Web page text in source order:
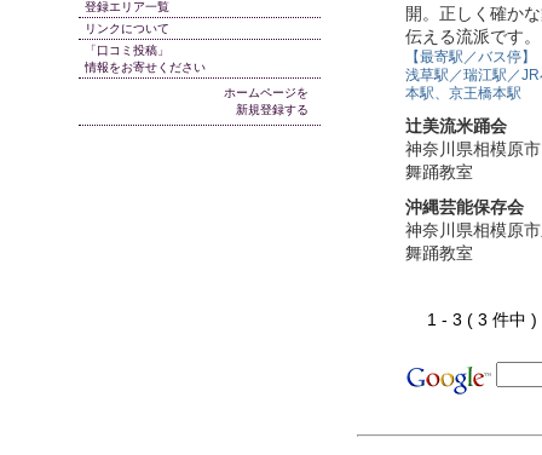
開。正しく確か
伝える流派です。
【最寄駅／バス停】
浅草駅／瑞江駅／
本駅、京王橋本駅
辻美流米踊会
神奈川県相模原
舞踊教室
沖縄芸能保存会
神奈川県相模原
舞踊教室
1 - 3 ( 3 件
登録エリア一覧
リンクについて
「口コミ投稿」
情報をお寄せください
ホームページを
新規登録する